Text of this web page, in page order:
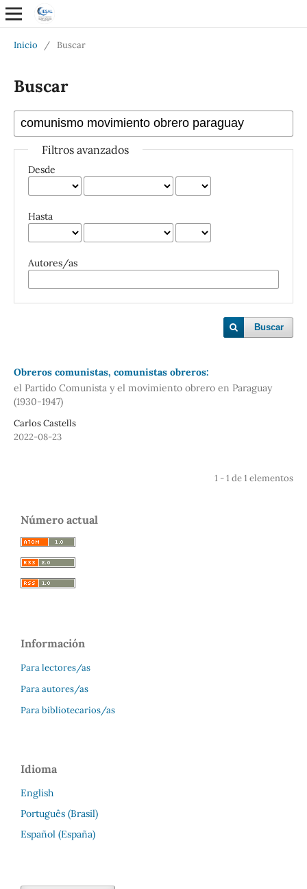
Inicio / Buscar
Buscar
Filtros avanzados
Desde
Hasta
Autores/as
Buscar
Obreros comunistas, comunistas obreros:
el Partido Comunista y el movimiento obrero en Paraguay
(1930-1947)
Carlos Castells
2022-08-23
1 - 1 de 1 elementos
Número actual
Información
Para lectores/as
Para autores/as
Para bibliotecarios/as
Idioma
English
Português (Brasil)
Español (España)